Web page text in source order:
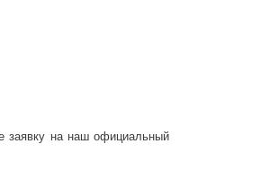
заявку на наш официальный